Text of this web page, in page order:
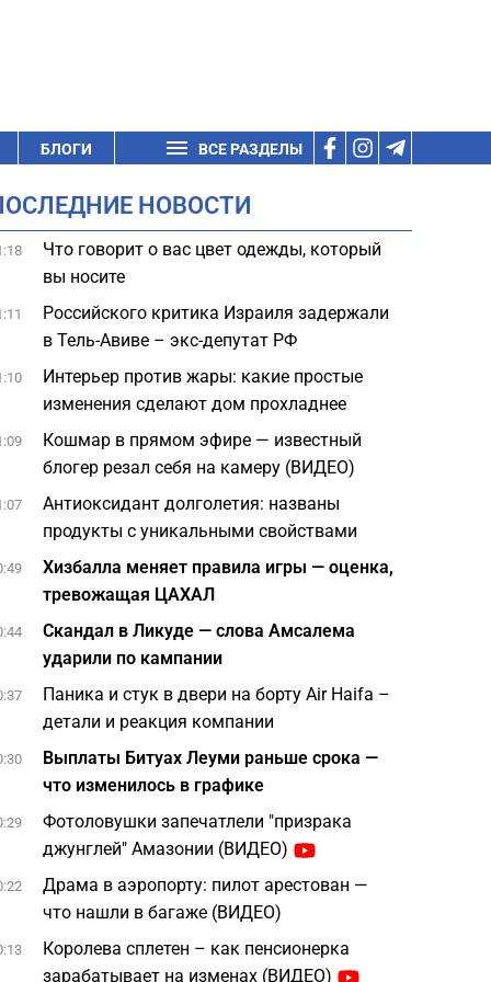
БЛОГИ ВСЕ РАЗДЕЛЫ
НОВОСТИ
Что говорит о вас цвет одежды, который
вы носите
Российского критика Израиля задержали
в Тель-Авиве – экс-депутат РФ
Интерьер против жары: какие простые
изменения сделают дом прохладнее
Кошмар в прямом эфире — известный
блогер резал себя на камеру (ВИДЕО)
Антиоксидант долголетия: названы
продукты с уникальными свойствами
Хизбалла меняет правила игры — оценка,
тревожащая ЦАХАЛ
Скандал в Ликуде — слова Амсалема
ударили по кампании
Паника и стук в двери на борту Air Haifa –
детали и реакция компании
Выплаты Битуах Леуми раньше срока —
что изменилось в графике
Фотоловушки запечатлели "призрака
джунглей" Амазонии (ВИДЕО)
Драма в аэропорту: пилот арестован —
что нашли в багаже (ВИДЕО)
Королева сплетен – как пенсионерка
зарабатывает на изменах (ВИДЕО)